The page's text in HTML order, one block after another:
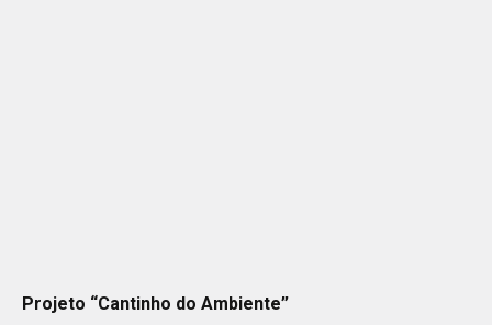
Projeto “Cantinho do Ambiente”